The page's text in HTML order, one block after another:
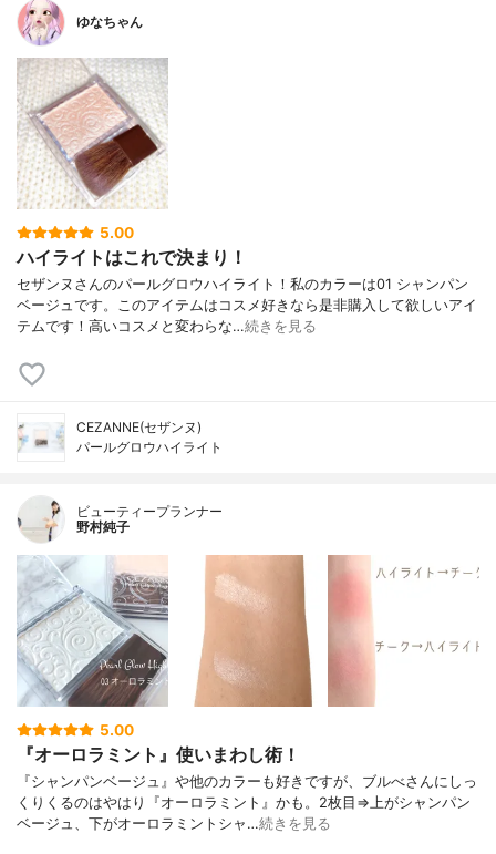
ゆなちゃん
5.00
ハイライトはこれで決まり！
セザンヌさんのパールグロウハイライト！私のカラーは01 シャンパン
ベージュです。このアイテムはコスメ好きなら是非購入して欲しいアイ
テムです！高いコスメと変わらな…続きを見る
CEZANNE(セザンヌ)
パールグロウハイライト
ビューティープランナー
野村純子
5.00
『オーロラミント』使いまわし術！
『シャンパンベージュ』や他のカラーも好きですが、ブルべさんにしっ
くりくるのはやはり『オーロラミント』かも。2枚目⇒上がシャンパン
ベージュ、下がオーロラミントシャ…続きを見る